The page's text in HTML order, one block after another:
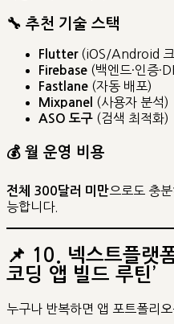
🔧 추천 기술 스택
Flutter(iOS/Android 크
Firebase (백엔드·인증
Fastlane (자동 배포)
Mixpanel (사용자 분석)
ASO 도구 (검색 최적화)
💰 월 운영 비용
전체 300달러 미만으로도 충
능합니다.
📌 10. 넥스트플랫
코딩 앱 빌드 루틴’
누구나 반복하면 앱 포트폴리